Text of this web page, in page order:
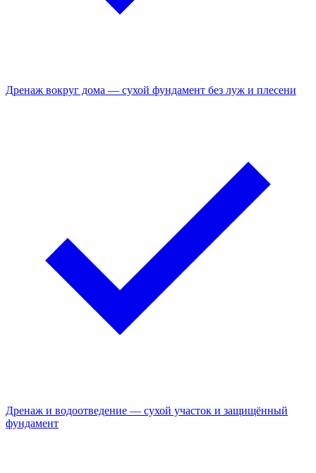
Дренаж вокруг дома — сухой фундамент без луж и плесени
Дренаж и водоотведение — сухой участок и защищённый
фундамент